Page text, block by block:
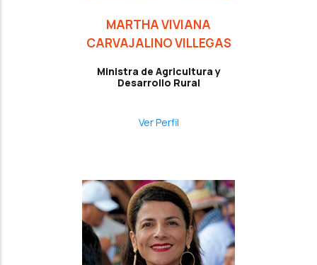
MARTHA VIVIANA
CARVAJALINO VILLEGAS
Ministra de Agricultura y
Desarrollo Rural
Ver Perfil